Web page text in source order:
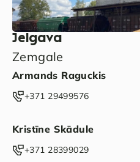
Jelgava
Zemgale
Armands Raguckis
‭+371 29499576‬
Kristīne Skādule
‭+371 28399029‬